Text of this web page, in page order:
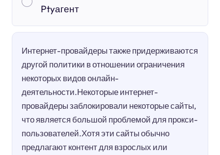
Ptyагент
Интернет-провайдеры также придерживаются
другой политики в отношении ограничения
некоторых видов онлайн-
деятельности.Некоторые интернет-
провайдеры заблокировали некоторые сайты,
что является большой проблемой для прокси-
пользователей.Хотя эти сайты обычно
предлагают контент для взрослых или